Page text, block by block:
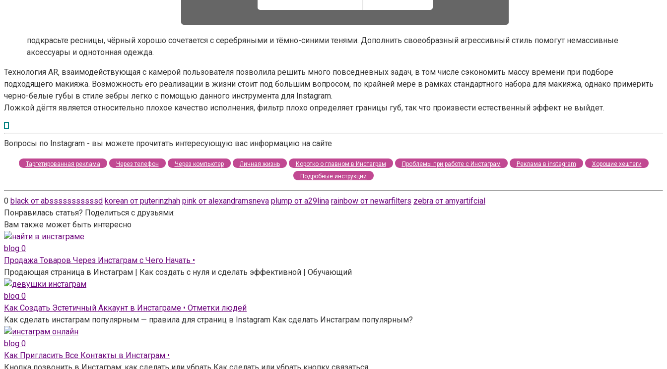
подкрасьте ресницы, чёрный хорошо сочетается с серебряными и тёмно-синими тенями. Дополнить своеобразный агрессивный стиль помогут немассивные
аксессуары и однотонная одежда.
Технология AR, взаимодействующая с камерой пользователя позволила решить много повседневных задач, в том числе сэкономить массу времени при подборе
подходящего макияжа. Возможность его реализации в жизни стоит под большим вопросом, по крайней мере в рамках стандартного набора для макияжа, однако примерить
черно-белые губы в стиле зебры легко с помощью данного инструмента для Instagram.
Ложкой дёгтя является относительно плохое качество исполнения, фильтр плохо определяет границы губ, так что произвести естественный эффект не выйдет.
Вопросы по Instagram - вы можете прочитать интересующую вас информацию на сайте
Таргетированная реклама Через телефон Через компьютер Личная жизнь Коротко о главном в Инстаграм Проблемы при работе с Инстаграм Реклама в instagram
Хорошие хештеги
Подробные инструкции
0 black от absssssssssssd korean от puterinzhah pink от alexandramsneva plump от a29lina rainbow от newarfilters zebra от amyartifcial
Понравилась статья? Поделиться с друзьями:
Вам также может быть интересно
blog 0
Продажа Товаров Через Инстаграм с Чего Начать •
Продающая страница в Инстаграм | Как создать с нуля и сделать эффективной | Обучающий
blog 0
Как Создать Эстетичный Аккаунт в Инстаграме • Отметки людей
Как сделать инстаграм популярным — правила для страниц в Instagram Как сделать Инстаграм популярным?
blog 0
Как Пригласить Все Контакты в Инстаграм •